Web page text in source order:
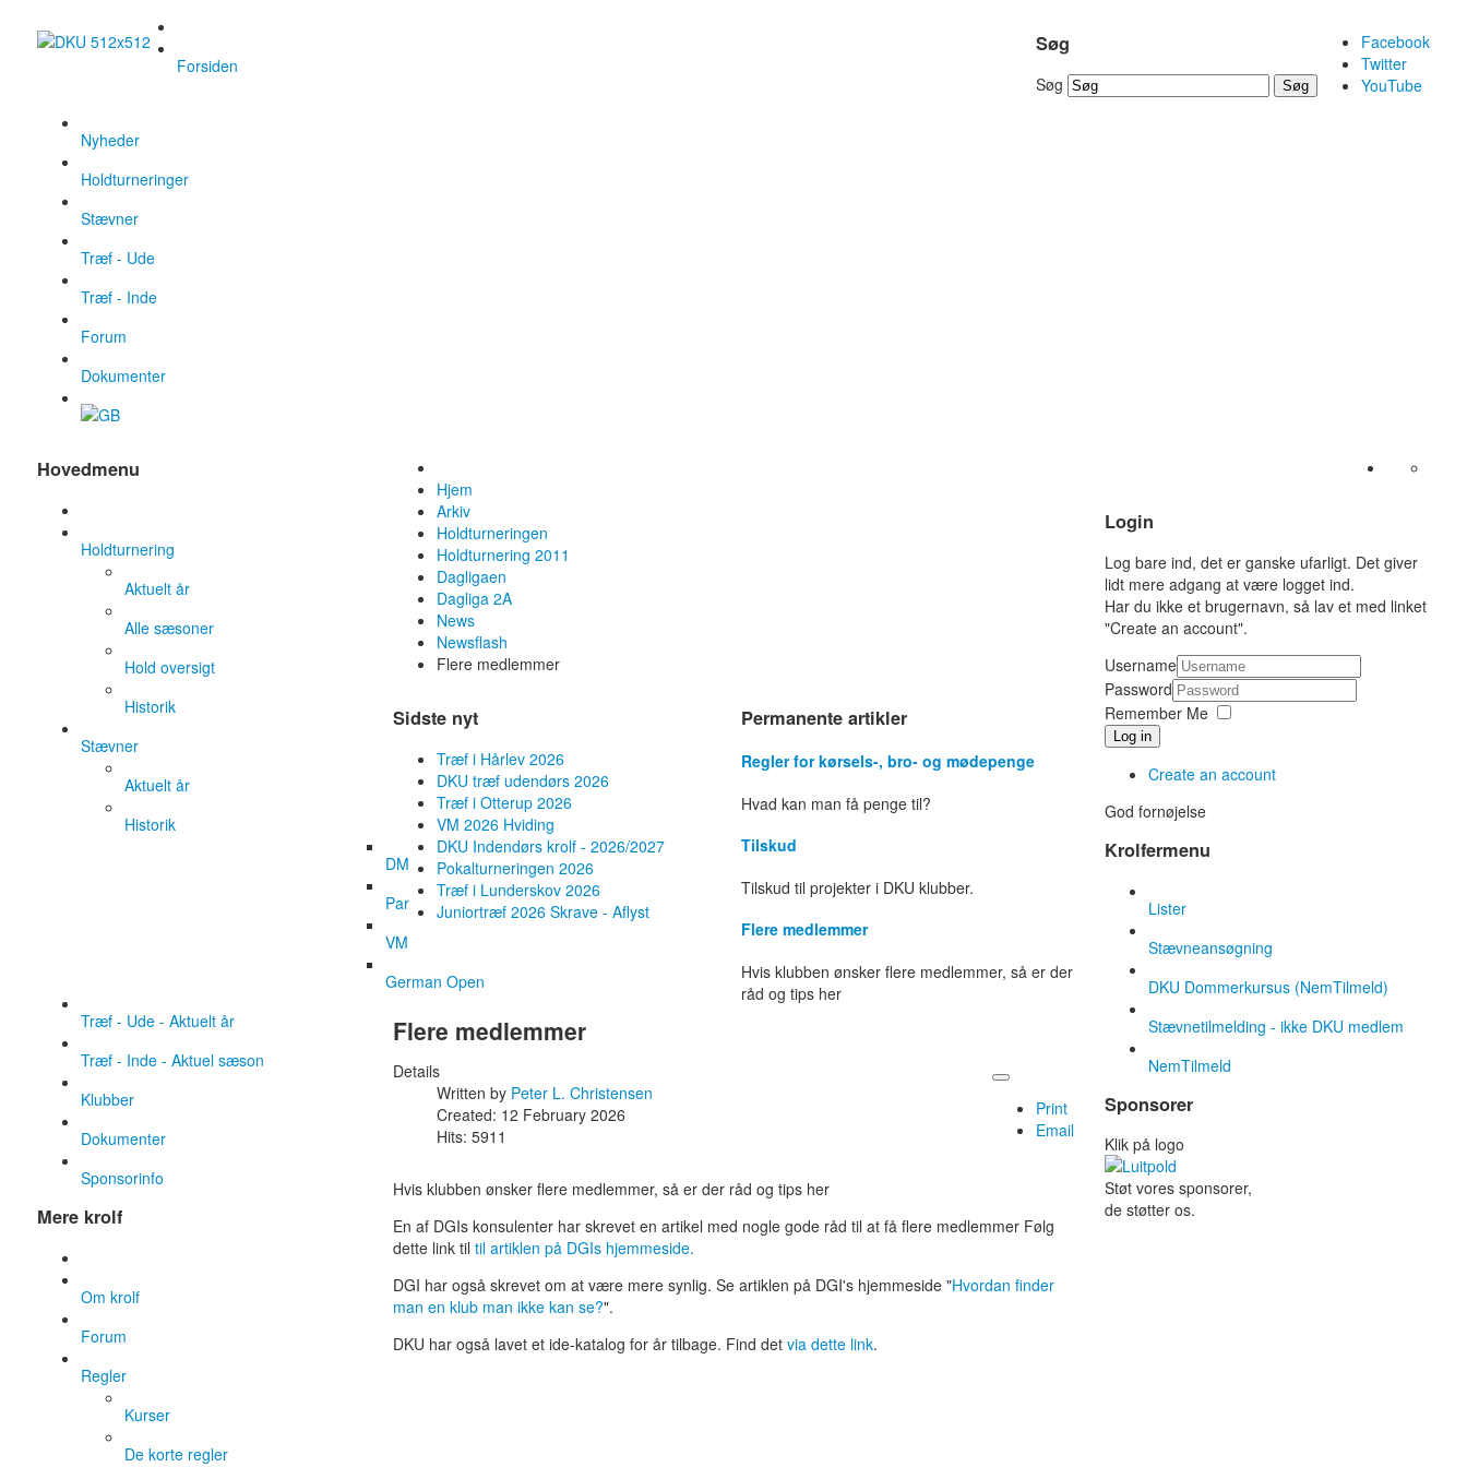
Søg
Søg Søg
Facebook
Twitter
YouTube
Forsiden
Nyheder
Holdturneringer
Stævner
Træf - Ude
Træf - Inde
Forum
Dokumenter
Hjem
Arkiv
Holdturneringen
Holdturnering 2011
Dagligaen
Dagliga 2A
News
Newsflash
Flere medlemmer
Sidste nyt
Træf i Hårlev 2026
DKU træf udendørs 2026
Træf i Otterup 2026
VM 2026 Hviding
DKU Indendørs krolf - 2026/2027
Pokalturneringen 2026
Træf i Lunderskov 2026
Juniortræf 2026 Skrave - Aflyst
Permanente artikler
Regler for kørsels-, bro- og mødepenge
Hvad kan man få penge til?
Tilskud
Tilskud til projekter i DKU klubber.
Flere medlemmer
Hvis klubben ønsker flere medlemmer, så er der
råd og tips her
Flere medlemmer
Print
Email
Details
Written by Peter L. Christensen
Created: 12 February 2026
Hits: 5911
Hvis klubben ønsker flere medlemmer, så er der råd og tips her
En af DGIs konsulenter har skrevet en artikel med nogle gode råd til at få flere medlemmer Følg
dette link til til artiklen på DGIs hjemmeside.
DGI har også skrevet om at være mere synlig. Se artiklen på DGI's hjemmeside "Hvordan finder
man en klub man ikke kan se?".
DKU har også lavet et ide-katalog for år tilbage. Find det via dette link.
Hovedmenu
Holdturnering
Aktuelt år
Alle sæsoner
Hold oversigt
Historik
Stævner
Aktuelt år
Historik
DM
Par
VM
German Open
Træf - Ude - Aktuelt år
Træf - Inde - Aktuel sæson
Klubber
Dokumenter
Sponsorinfo
Mere krolf
Om krolf
Forum
Regler
Kurser
De korte regler
Login
Log bare ind, det er ganske ufarligt. Det giver
lidt mere adgang at være logget ind.
Har du ikke et brugernavn, så lav et med linket
"Create an account".
Username
Password
Remember Me
Log in
Create an account
God fornøjelse
Krolfermenu
Lister
Stævneansøgning
DKU Dommerkursus (NemTilmeld)
Stævnetilmelding - ikke DKU medlem
NemTilmeld
Sponsorer
Klik på logo
Støt vores sponsorer,
de støtter os.